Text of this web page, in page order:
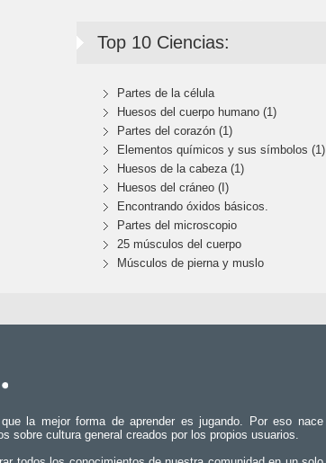
Top 10 Ciencias:
Partes de la célula
Huesos del cuerpo humano (1)
Partes del corazón (1)
Elementos químicos y sus símbolos (1)
Huesos de la cabeza (1)
Huesos del cráneo (I)
Encontrando óxidos básicos.
Partes del microscopio
25 músculos del cuerpo
Músculos de pierna y muslo
la mejor forma de aprender es jugando. Por eso nace
sobre cultura general creados por los propios usuarios.